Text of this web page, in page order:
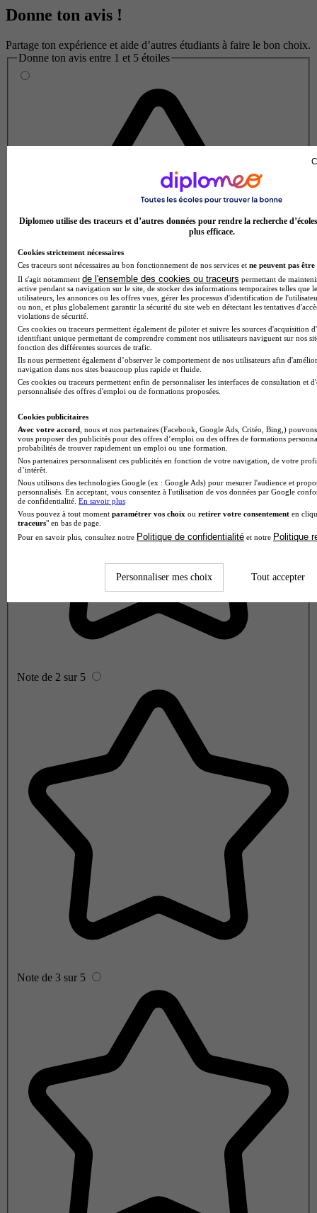
Donne ton avis !
Partage ton expérience et aide d’autres étudiants à faire le bon choix.
Donne ton avis entre 1 et 5 étoiles
Note de 1 sur 5
Note de 2 sur 5
Note de 3 sur 5
Diplomeo utilise des traceurs et d’autres données pour rendre la recherche
plus efficace.
Cookies strictement nécessaires
Ces traceurs sont nécessaires au bon fonctionnement de nos services et ne peuvent pas être
Il s'agit notamment de l'ensemble des cookies ou traceurs permettant de
active pendant sa navigation sur le site, de stocker des informations temporaires telles que
utilisateurs, les annonces ou les offres vues, gérer les processus d'identification de
ou non, et plus globalement garantir la sécurité du site web en détectant les tentatives
violations de sécurité.
Ces cookies ou traceurs permettent également de piloter et suivre les sources d'acquisition
identifiant unique permettant de comprendre comment nos utilisateurs naviguent sur nos
fonction des différentes sources de trafic.
Ils nous permettent également d’observer le comportement de nos utilisateurs afin
navigation dans nos sites beaucoup plus rapide et fluide.
Ces cookies ou traceurs permettent enfin de personnaliser les interfaces de consultation et
personnalisée des offres d'emploi ou de formations proposées.
Cookies publicitaires
Avec votre accord , nous et nos partenaires (Facebook, Google Ads, Critéo, Bing,)
vous proposer des publicités pour des offres d’emploi ou des offres de formations
probabilités de trouver rapidement un emploi ou une formation.
Nos partenaires personnalisent ces publicités en fonction de votre navigation, de votre
d’intérêt.
Nous utilisons des technologies Google (ex : Google Ads) pour mesurer l'audience et
personnalisés. En acceptant, vous consentez à l'utilisation de vos données par Google
de confidentialité. En savoir plus
Vous pouvez à tout moment paramétrer vos choix ou retirer votre consentement en
traceurs" en bas de page.
Pour en savoir plus, consultez notre Politique de confidentialité et notre Politique
Personnaliser mes choix Tout accepter